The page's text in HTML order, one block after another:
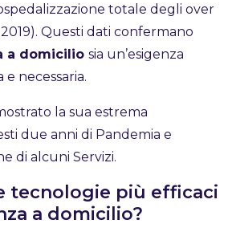
totale degli over
Questi dati confermano
a domicilio sia un’esigenza
necessaria.
la sua estrema
due anni di Pandemia e
di alcuni Servizi.
tecnologie più efficaci
a domicilio?